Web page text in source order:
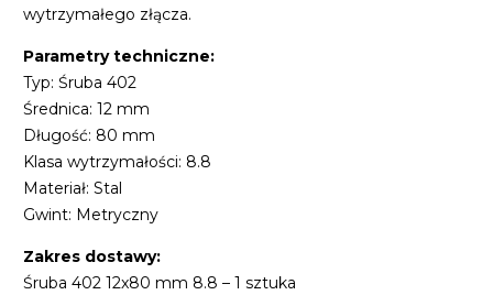
wytrzymałego złącza.
Parametry techniczne:
Typ: Śruba 402
Średnica: 12 mm
Długość: 80 mm
Klasa wytrzymałości: 8.8
Materiał: Stal
Gwint: Metryczny
Zakres dostawy:
Śruba 402 12x80 mm 8.8 – 1 sztuka